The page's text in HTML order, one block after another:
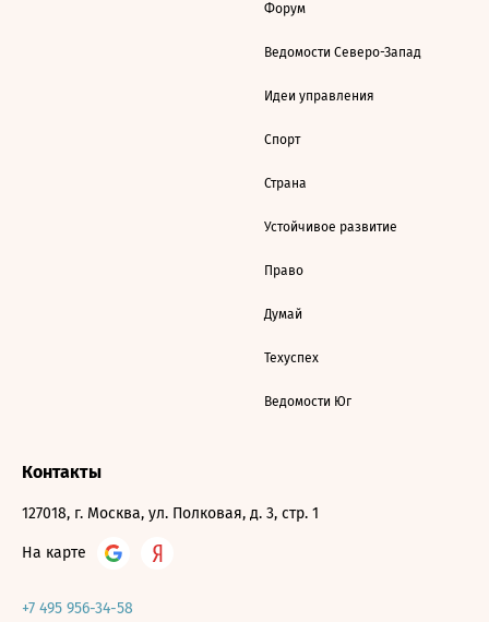
Форум
Ведомости Северо-Запад
Идеи управления
Спорт
Страна
Устойчивое развитие
Право
Думай
Техуспех
Ведомости Юг
Контакты
127018, г. Москва, ул. Полковая, д. 3, стр. 1
На карте
+7 495 956-34-58